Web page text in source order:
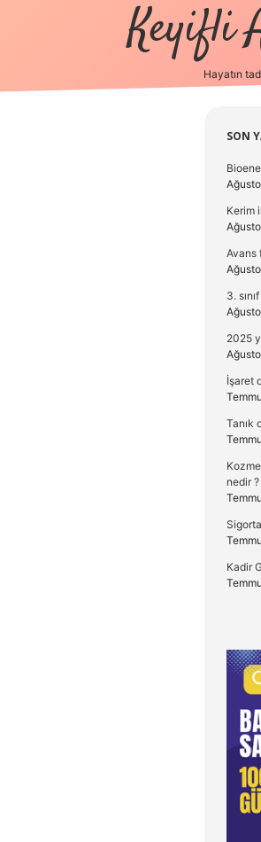
Keyifli
Hayatın
SON
Kerim
Avans
3.
2025
İşaret
Tanık
nedir ?
Kadir